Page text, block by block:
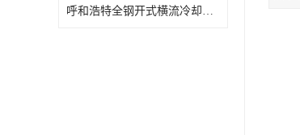
呼和浩特全钢开式横流冷却塔型号